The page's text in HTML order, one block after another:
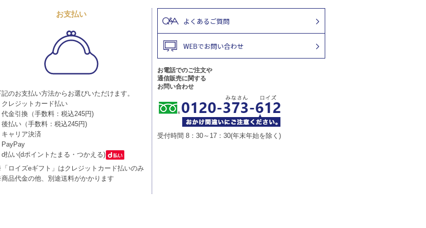
お支払い
記のお支払い方法からお選びいただけます。
クレジットカード払い
代金引換（手数料：税込245円)
後払い（手数料：税込245円)
キャリア決済
PayPay
d払い(dポイントたまる・つかえる)
ロイズeギフト」はクレジットカード払いのみ
品代金の他、別途送料がかかります
お電話でのご注文や
通信販売に関する
お問い合わせ
受付時間 8：30～17：30(年末年始を除く)